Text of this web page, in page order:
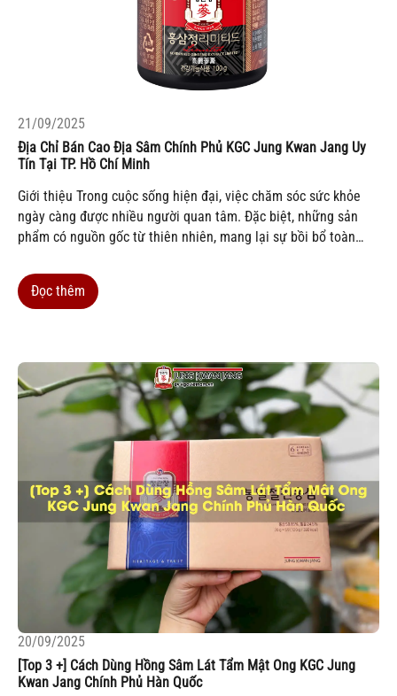
21/09/2025
Địa Chỉ Bán Cao Địa Sâm Chính Phủ KGC Jung Kwan Jang Uy
Tín Tại TP. Hồ Chí Minh
Giới thiệu Trong cuộc sống hiện đại, việc chăm sóc sức khỏe
ngày càng được nhiều người quan tâm. Đặc biệt, những sản
phẩm có nguồn gốc từ thiên nhiên, mang lại sự bồi bổ toàn
trong...
Đọc thêm
20/09/2025
[Top 3 +] Cách Dùng Hồng Sâm Lát Tẩm Mật Ong KGC Jung
Kwan Jang Chính Phủ Hàn Quốc